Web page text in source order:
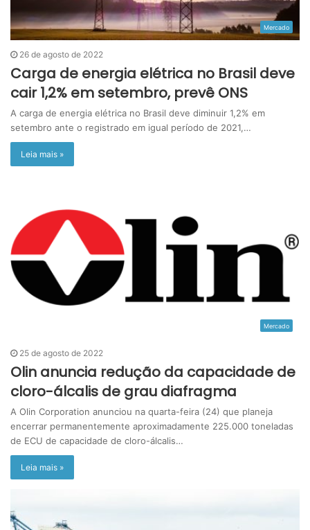
Mercado
26 de agosto de 2022
Carga de energia elétrica no Brasil deve
cair 1,2% em setembro, prevê ONS
A carga de energia elétrica no Brasil deve diminuir 1,2% em
setembro ante o registrado em igual período de 2021,…
Leia mais »
Mercado
25 de agosto de 2022
Olin anuncia redução da capacidade de
cloro-álcalis de grau diafragma
A Olin Corporation anunciou na quarta-feira (24) que planeja
encerrar permanentemente aproximadamente 225.000 toneladas
de ECU de capacidade de cloro-álcalis…
Leia mais »